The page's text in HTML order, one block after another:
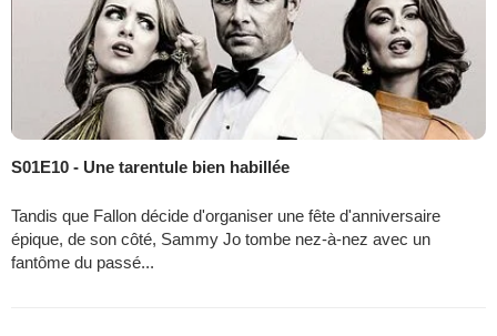
S01E10 - Une tarentule bien habillée
Tandis que Fallon décide d'organiser une fête d'anniversaire
épique, de son côté, Sammy Jo tombe nez-à-nez avec un
fantôme du passé...